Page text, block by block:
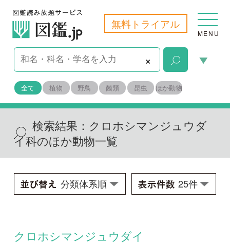
無料トライアル
MENU
×
全て 植物 野鳥 菌類 昆虫 ほか動物
検索結果：クロホシマンジュウダ
イ科のほか動物一覧
クロホシマンジュウダイ